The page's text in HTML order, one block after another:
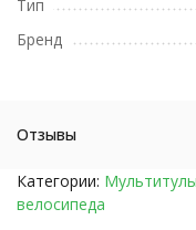
Тип
Бренд
Отзывы
Категории:
велосипеда